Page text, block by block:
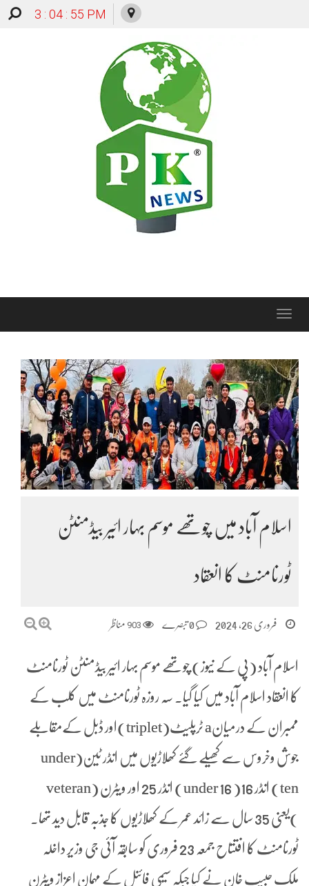
3 : 04 : 56 PM
Toggle
اسلام آباد میں چوتھے موسم بہار ائیر بیڈمنٹن
ٹورنامنٹ کا انعقاد
فروری 26, 2024 903 مناظر
اسلام آباد (پی کے نیوز) چوتھے موسم بہار ائیر بیڈمنٹن ٹورنامنٹ
کا انعقاد اسلام آباد میں کیا گیا۔ سہ روزہ ٹورنامنٹ میں کلب کے
ممبران کے درمیانa ٹرپلیٹ(triplet)اور ڈبل کےمقابلے
جوش وخروس سے کھیلے گئے کھلاڑیوں میں انڈر ٹین(under
ten) انڈر 16( under 16) انڈر 25 اور ویٹرن (veteran
)یعنی 35 سال سے زائد عمر کے کھلاڑیوں کا جذبہ قابل دید تھا۔
ٹورنامنٹ کا افتتاح جمعہ 23 فروری کو سابقہ آئی جی وزیر داخلہ
ملک حبیب خان نے کیا جبکہ سیمی فائنل کے مہمان اعزاز ویٹرن